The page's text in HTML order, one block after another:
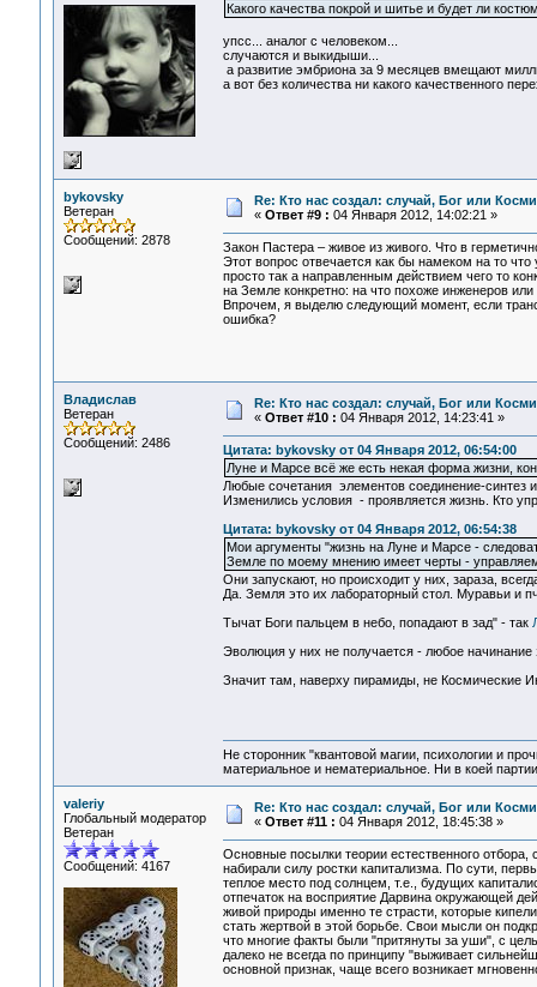
Какого качества покрой и шитье и будет ли
упсс... аналог с человеком...
случаются и выкидыши...
а развитие эмбриона за 9 месяцев вмещают
а вот без количества ни какого качественного
bykovsky
Ветеран
Сообщений: 2878
Re: Кто нас создал: случай, Бог или
« Ответ #9 : 04 Января 2012, 14:02:21 »
Закон Пастера – живое из живого. Что в
Этот вопрос отвечается как бы намеком на то
просто так а направленным действием чего то
на Земле конкретно: на что похоже инженеров или
Впрочем, я выделю следующий момент, если
ошибка?
Владислав
Ветеран
Сообщений: 2486
Re: Кто нас создал: случай, Бог или
« Ответ #10 : 04 Января 2012, 14:23:41 »
Цитата: bykovsky от 04 Января 2012, 06:54:00
Луне и Марсе всё же есть некая форма жизни,
Любые сочетания элементов соединение-синтез
Изменились условия - проявляется жизнь. Кто
Цитата: bykovsky от 04 Января 2012, 06:54:38
Мои аргументы "жизнь на Луне и Марсе -
Земле по моему мнению имеет черты -
Они запускают, но происходит у них, зараза,
Да. Земля это их лабораторный стол. Муравьи и
Тычат Боги пальцем в небо, попадают в зад" - так
Эволюция у них не получается - любое
Значит там, наверху пирамиды, не Космические
Не сторонник "квантовой магии, психологии и
материальное и нематериальное. Ни в коей
valeriy
Глобальный модератор
Ветеран
Сообщений: 4167
Re: Кто нас создал: случай, Бог или
« Ответ #11 : 04 Января 2012, 18:45:38 »
Основные посылки теории естественного
набирали силу ростки капитализма. По сути,
теплое место под солнцем, т.е., будущих
отпечаток на восприятие Дарвина окружающей
живой природы именно те страсти, которые
стать жертвой в этой борьбе. Свои мысли он
что многие факты были "притянуты за уши", с
далеко не всегда по принципу "выживает
основной признак, чаще всего возникает